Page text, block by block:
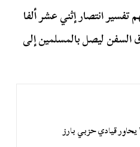
انتصار إثني عشر ألفا
السفن ليصل بالمسلمين إلى
قيادي حزبي بارز